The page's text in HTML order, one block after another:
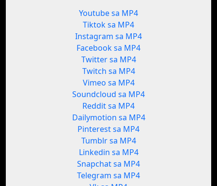
Youtube sa MP4
Tiktok sa MP4
Instagram sa MP4
Facebook sa MP4
Twitter sa MP4
Twitch sa MP4
Vimeo sa MP4
Soundcloud sa MP4
Reddit sa MP4
Dailymotion sa MP4
Pinterest sa MP4
Tumblr sa MP4
Linkedin sa MP4
Snapchat sa MP4
Telegram sa MP4